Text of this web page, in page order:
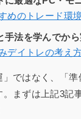
めのトレード環
手法を学んでか
デイトレの考え
」ではなく、「
。まずは上記3記